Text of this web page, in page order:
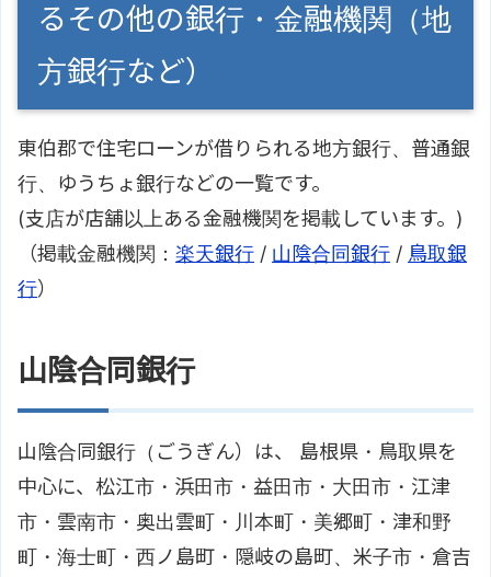
るその他の銀行・金融機関（地
方銀行など）
東伯郡で住宅ローンが借りられる地方銀行、普通銀
行、ゆうちょ銀行などの一覧です。
(支店が店舗以上ある金融機関を掲載しています。)
（掲載金融機関： 楽天銀行 / 山陰合同銀行 / 鳥取銀
行）
山陰合同銀行
山陰合同銀行（ごうぎん）は、 島根県・鳥取県を
中心に、松江市・浜田市・益田市・大田市・江津
市・雲南市・奥出雲町・川本町・美郷町・津和野
町・海士町・西ノ島町・隠岐の島町、米子市・倉吉